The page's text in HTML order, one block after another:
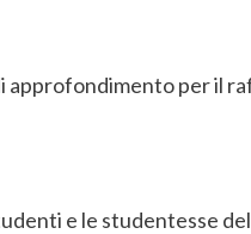
approfondimento per il
e le studentesse